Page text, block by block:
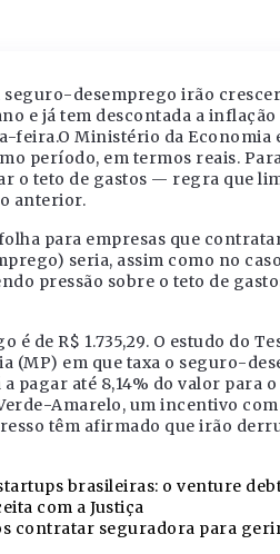
desemprego irão crescer
e já tem descontada a
Ministério da Economia
período, em termos reais.
o teto de gastos — regra que
anterior.
para empresas que
seria, assim como no
pressão sobre o teto de
de R$ 1.735,29. O estudo do
em que taxa o seguro-
pagar até 8,14% do valor para
Amarelo, um incentivo
têm afirmado que irão
brasileiras: o venture
com a Justiça
contratar seguradora para